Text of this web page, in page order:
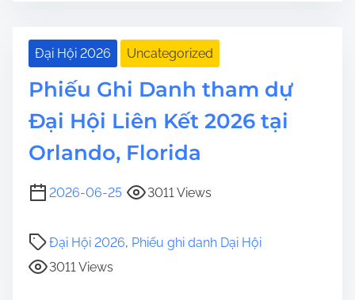
Đại Hội 2026 Uncategorized
Phiếu Ghi Danh tham dự
Đại Hội Liên Kết 2026 tại
Orlando, Florida
2026-06-25 3011 Views
Đại Hội 2026, Phiếu ghi danh Dại Hội
3011 Views